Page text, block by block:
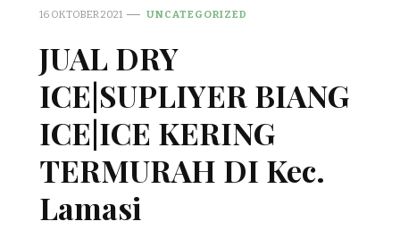
16 OKTOBER 2021 UNCATEGORIZED
JUAL DRY
ICE|SUPLIYER BIANG
ICE|ICE KERING
TERMURAH DI Kec.
Lamasi